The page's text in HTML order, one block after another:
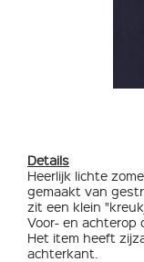
Details
Heerlijk lichte
gemaakt van
zit een klein
Voor- en achterop
Het item heeft
achterkant.